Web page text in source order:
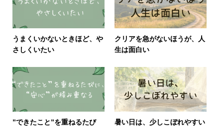
うまくいかないときほど、や
さしくいたい
クリアを急がないほうが、人
生は面白い
”できたこと”を重ねるたび
暑い日は、少しこぼれやすい